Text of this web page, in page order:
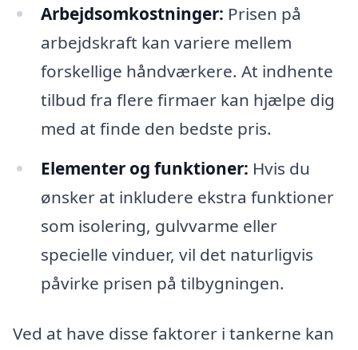
Arbejdsomkostninger: Prisen på
arbejdskraft kan variere mellem
forskellige håndværkere. At indhente
tilbud fra flere firmaer kan hjælpe dig
med at finde den bedste pris.
Elementer og funktioner: Hvis du
ønsker at inkludere ekstra funktioner
som isolering, gulvvarme eller
specielle vinduer, vil det naturligvis
påvirke prisen på tilbygningen.
Ved at have disse faktorer i tankerne kan